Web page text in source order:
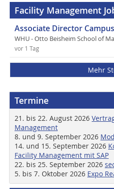
Facility Management
Associate Director
WHU - Otto Beisheim School of
vor 1 Tag
Mehr
Termine
21. bis 22. August 2026
Management
8. und 9. September 2026
14. und 15. September 2026
Facility Management mit SAP
22. bis 25. September 2026
5. bis 7. Oktober 2026 Expo